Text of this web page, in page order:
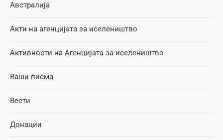
Австралија
Акти на агенцијата за иселеништво
Активности на Агенцијата за иселеништво
Ваши писма
Вести
Донации